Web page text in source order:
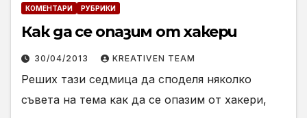
КОМЕНТАРИ РУБРИКИ
Как да се опазим от хакери
30/04/2013 KREATIVEN TEAM
Реших тази седмица да споделя няколко
съвета на тема как да се опазим от хакери,